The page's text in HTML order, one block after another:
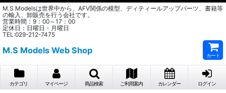
M.S Modelsは世界中から、AFV関係の模型、ディティールアップパーツ、書籍等
の輸入、卸販売を行う会社です。
営業時間：9：00～17：00
定休日：日曜日・月曜日
TEL:029-212-7475
M.S Models Web Shop
カート
カテゴリ マイページ 商品検索 ご利用案内 カレンダー ログイン